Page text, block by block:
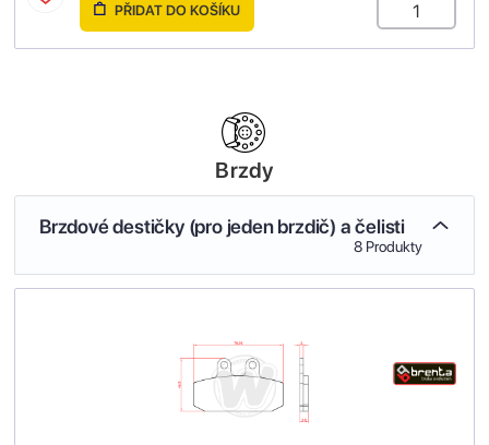
PŘIDAT DO KOŠÍKU
Brzdy
Brzdové destičky (pro jeden brzdič) a čelisti
8 Produkty